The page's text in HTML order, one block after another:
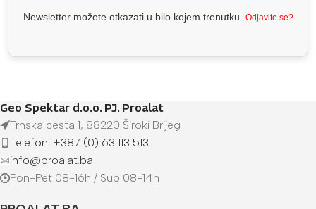
Newsletter možete otkazati u bilo kojem trenutku. Odjavite se?
Geo Spektar d.o.o. PJ. Proalat
Trnska cesta 1, 88220 Široki Brijeg
Telefon: +387 (0) 63 113 513
info@proalat.ba
Pon-Pet 08-16h / Sub 08-14h